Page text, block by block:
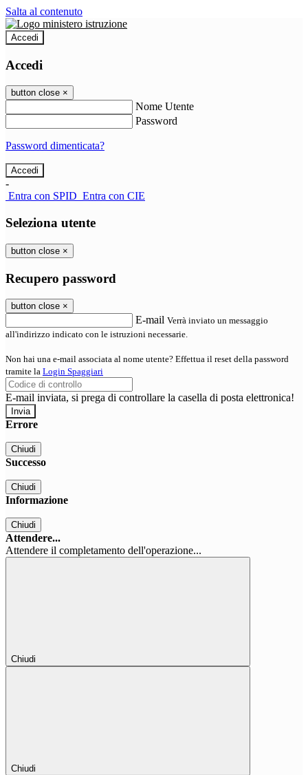
Salta al contenuto
Accedi
Accedi
button close ×
Nome Utente
Password
Password dimenticata?
-
Entra con SPID Entra con CIE
Seleziona utente
button close ×
Recupero password
button close ×
E-mail Verrà inviato un messaggio
all'indirizzo indicato con le istruzioni necessarie.
Non hai una e-mail associata al nome utente? Effettua il reset della password
tramite la Login Spaggiari
E-mail inviata, si prega di controllare la casella di posta elettronica!
Errore
Chiudi
Successo
Chiudi
Informazione
Chiudi
Attendere...
Attendere il completamento dell'operazione...
Chiudi
Chiudi